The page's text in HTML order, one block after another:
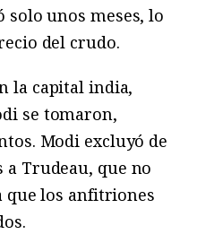
unos meses, lo
del crudo.
la capital india,
se tomaron,
Modi excluyó de
Trudeau, que no
que los anfitriones